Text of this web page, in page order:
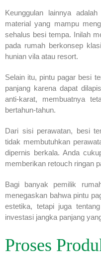
Keunggulan lainnya
material yang mampu
sehalus besi tempa. Inilah
pada rumah berkonsep
hunian vila atau resort.
Selain itu, pintu pagar besi
panjang karena dapat
anti-karat, membuatnya
bertahun-tahun.
Dari sisi perawatan, besi
tidak membutuhkan
dipernis berkala. Anda
memberikan retouch ringan
Bagi banyak pemilik
menegaskan bahwa pintu
estetika, tetapi juga
investasi jangka panjang
Proses